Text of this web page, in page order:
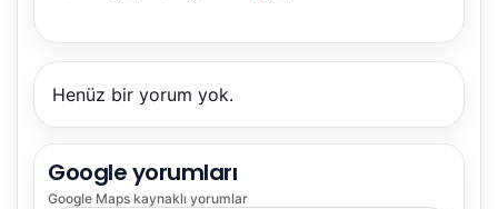
Henüz bir yorum yok.
Google yorumları
Google Maps kaynaklı yorumlar
NBY Akıllı Asistan
AI kullanmadan, sitedeki gerçek yerlerle akıllı rota
önerir.
Şehir / ilçe